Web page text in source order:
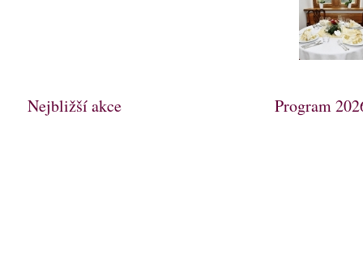
Nejbližší akce Program